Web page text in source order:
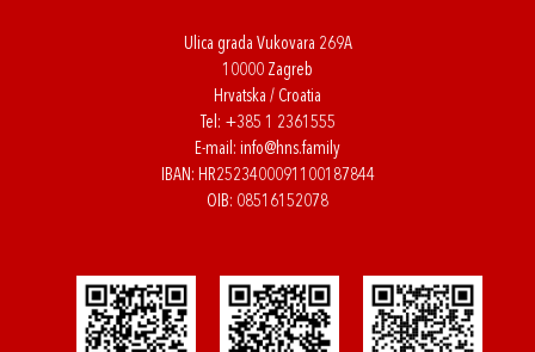
Ulica grada Vukovara 269A
10000 Zagreb
Hrvatska / Croatia
Tel: +385 1 2361555
E-mail: info@hns.family
IBAN: HR2523400091100187844
OIB: 08516152078